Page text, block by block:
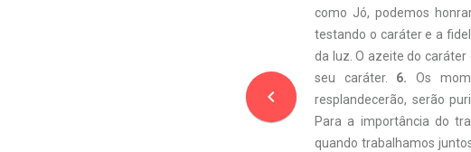
navigate_before
como Jó, podemos
testando o caráter e a
da luz. O azeite do
seu caráter. 6. Os
resplandecerão, serão
Para a importância do
quando trabalhamos